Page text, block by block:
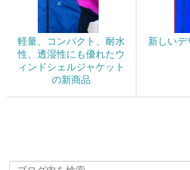
軽量、コンパクト、耐水
性、透湿性にも優れたウ
ィンドシェルジャケット
の新商品
新しいデ